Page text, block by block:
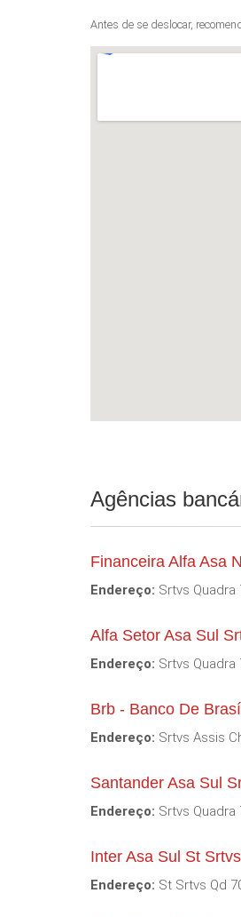
Antes de se deslocar,
Agências
Financeira Alfa Asa
Endereço: Srtvs Quadra
Alfa Setor Asa Sul
Endereço: Srtvs Quadra
Brb - Banco De
Endereço: Srtvs Assis
Santander Asa Sul
Endereço: Srtvs Quadra
Inter Asa Sul St
Endereço: St Srtvs Qd